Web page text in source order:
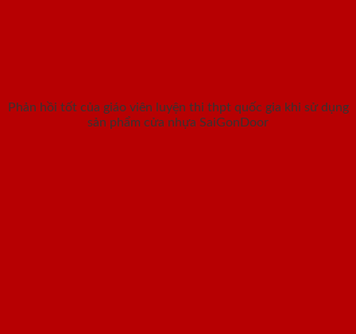
Phản hồi tốt của giáo viên luyện thi thpt quốc gia khi sử dụng
sản phẩm cửa nhựa SaiGonDoor